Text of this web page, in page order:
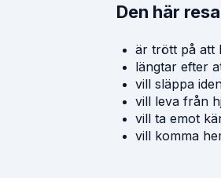
Den här
är trött på att
längtar efter
vill släppa
vill leva från
vill ta emot
vill komma